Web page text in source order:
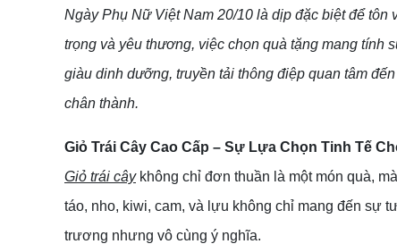
Ngày Phụ Nữ Việt Nam 20/10 là dịp đặc biệt để
trọng và yêu thương, việc chọn quà tặng mang tính
giàu dinh dưỡng, truyền tải thông điệp quan tâm
chân thành.
Giỏ Trái Cây Cao Cấp – Sự Lựa Chọn Tinh Tế
Giỏ trái câykhông chỉ đơn thuần là một món quà,
táo, nho, kiwi, cam, và lựu không chỉ mang đến sự
trương nhưng vô cùng ý nghĩa.